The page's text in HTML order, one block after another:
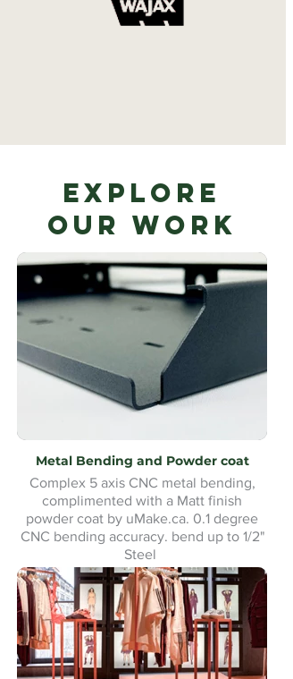
Explore
Our Work
Metal Bending and Powder coat
Complex 5 axis CNC metal bending,
complimented with a Matt finish
powder coat by uMake.ca. 0.1 degree
CNC bending accuracy. bend up to 1/2"
Steel